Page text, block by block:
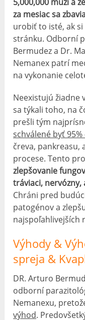
za mesiac sa
urobiť to isté, ak
stránku. Odborní
Bermudez a Dr.
Nemanex patrí
na vykonanie
Neexistujú žiadne
sa týkali toho, na
prešli tým
schválené byť
čreva, pankreasu,
procese. Tento
zlepšovanie
tráviaci,
Chráni pred
patogénov a
najspoľahlivejších
Výhody &
spreja &
DR. Arturo
odborní
Nemanexu,
výhod.